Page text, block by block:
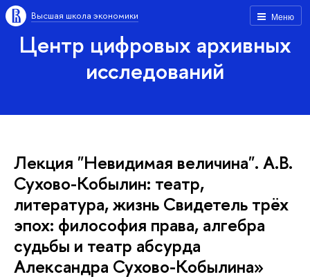
Меню
Высшая школа экономики
Центр цифровых архивных
исследований
Лекция "Невидимая величина". А.В.
Сухово-Кобылин: театр,
литература, жизнь Свидетель трёх
эпох: философия права, алгебра
судьбы и театр абсурда
Александра Сухово-Кобылина»